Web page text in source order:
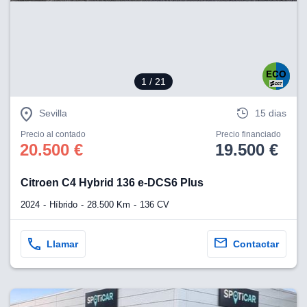
pero no se
la
y
sitio
este
socios
únicos o
para
y
personales
1 / 21
Sevilla 15 dias
Precio al contado
20.500 €
Precio financiado
19.500 €
Citroen C4 Hybrid 136 e-DCS6 Plus
2024 Híbrido 28.500 Km 136 CV
Llamar Contactar